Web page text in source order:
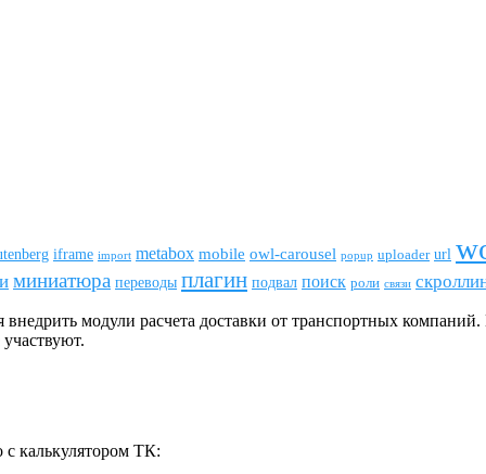
iframe import metabox mobile owl-carousel popup uploader url
миниатюра переводы плагин подвал поиск роли связи
модули расчета доставки от транспортных
участвуют.
калькулятором ТК: